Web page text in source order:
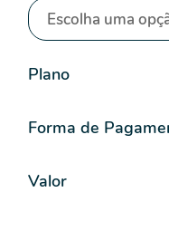
Plano
Forma de
Valor